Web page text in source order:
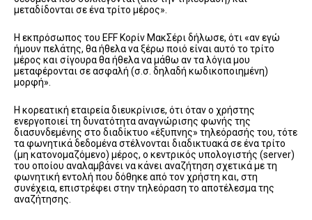
μεταδίδονται σε ένα τρίτο μέρος».
Η εκπρόσωπος του EFF Κορίν ΜακΣέρι δήλωσε, ότι «αν εγώ
ήμουν πελάτης, θα ήθελα να ξέρω ποιό είναι αυτό το τρίτο
μέρος και σίγουρα θα ήθελα να μάθω αν τα λόγια μου
μεταφέρονται σε ασφαλή (σ.σ. δηλαδή κωδικοποιημένη)
μορφή».
Η κορεατική εταιρεία διευκρίνισε, ότι όταν ο χρήστης
ενεργοποιεί τη δυνατότητα αναγνώρισης φωνής της
διασυνδεμένης στο διαδίκτυο «έξυπνης» τηλεόρασής του, τότε
τα φωνητικά δεδομένα στέλνονται διαδικτυακά σε ένα τρίτο
(μη κατονομαζόμενο) μέρος, ο κεντρικός υπολογιστής (server)
του οποίου αναλαμβάνει να κάνει αναζήτηση σχετικά με τη
φωνητική εντολή που δόθηκε από τον χρήστη και, στη
συνέχεια, επιστρέφει στην τηλεόραση το αποτέλεσμα της
αναζήτησης.